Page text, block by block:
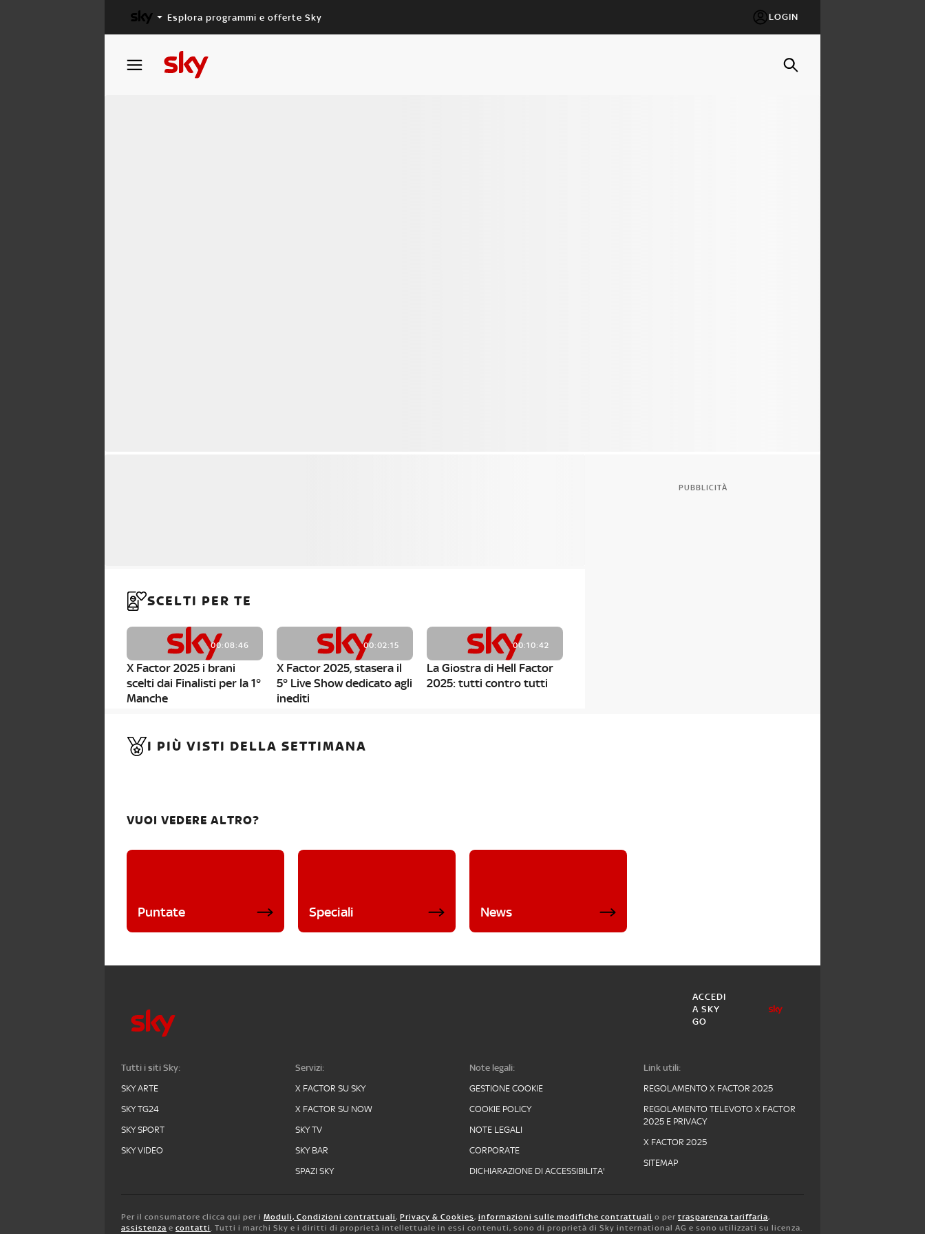
Esplora programmi e offerte Sky LOGIN
SCELTI PER TE
00:08:46
X Factor 2025 i brani
scelti dai Finalisti per la 1°
Manche
00:02:15
X Factor 2025, stasera il
5° Live Show dedicato agli
inediti
00:10:42
La Giostra di Hell Factor
2025: tutti contro tutti
PUBBLICITÀ
I PIÙ VISTI DELLA SETTIMANA
VUOI VEDERE ALTRO?
Puntate Speciali News
ACCEDI
A SKY
GO
Tutti i siti Sky:
SKY ARTE
SKY TG24
SKY SPORT
SKY VIDEO
Servizi:
X FACTOR SU SKY
X FACTOR SU NOW
SKY TV
SKY BAR
SPAZI SKY
Note legali:
GESTIONE COOKIE
COOKIE POLICY
NOTE LEGALI
CORPORATE
DICHIARAZIONE DI ACCESSIBILITA'
Link utili:
REGOLAMENTO X FACTOR 2025
REGOLAMENTO TELEVOTO X FACTOR
2025 E PRIVACY
X FACTOR 2025
SITEMAP
Per il consumatore clicca qui per i Moduli, Condizioni contrattuali, Privacy & Cookies, informazioni sulle modifiche contrattuali o per trasparenza tariffaria,
assistenza e contatti. Tutti i marchi Sky e i diritti di proprietà intellettuale in essi contenuti, sono di proprietà di Sky international AG e sono utilizzati su licenza.